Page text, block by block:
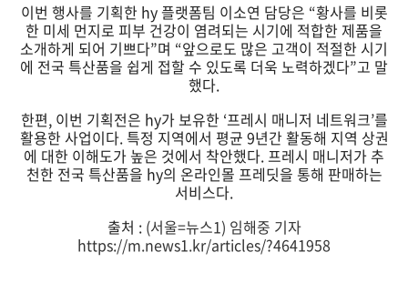
이번 행사를 기획한 hy 플랫폼팀 이소연 담당은 “황사를 비롯
한 미세 먼지로 피부 건강이 염려되는 시기에 적합한 제품을
소개하게 되어 기쁘다”며 “앞으로도 많은 고객이 적절한 시기
에 전국 특산품을 쉽게 접할 수 있도록 더욱 노력하겠다”고 말
했다.
한편, 이번 기획전은 hy가 보유한 ‘프레시 매니저 네트워크’를
활용한 사업이다. 특정 지역에서 평균 9년간 활동해 지역 상권
에 대한 이해도가 높은 것에서 착안했다. 프레시 매니저가 추
천한 전국 특산품을 hy의 온라인몰 프레딧을 통해 판매하는
서비스다.
출처 : (서울=뉴스1) 임해중 기자
https://m.news1.kr/articles/?4641958